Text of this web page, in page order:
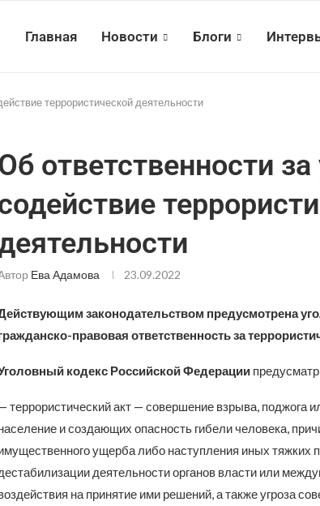
Главная Новости Блоги
террористической деятельности
ответственности за
Ева Адамова 23.09.2022
законодательством предусмотрена
правовая ответственность за
кодекс Российской Федерации
террористический акт — совершение взрыва, поджога
и создающих опасность гибели человека,
ущерба либо наступления иных тяжких
деятельности органов власти или
на принятие ими решений, а также угроза